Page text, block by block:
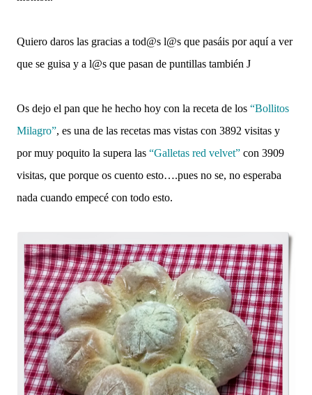
Quiero daros las gracias a tod@s l@s que pasáis por aquí a ver
que se guisa y a l@s que pasan de puntillas también J
Os dejo el pan que he hecho hoy con la receta de los “Bollitos
Milagro”, es una de las recetas mas vistas con 3892 visitas y
por muy poquito la supera las “Galletas red velvet” con 3909
visitas, que porque os cuento esto….pues no se, no esperaba
nada cuando empecé con todo esto.